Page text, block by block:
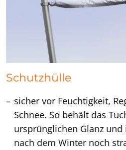
Schutzhülle
sicher vor Feuchtigkeit,
Schnee. So behält das
ursprünglichen Glanz und
nach dem Winter noch